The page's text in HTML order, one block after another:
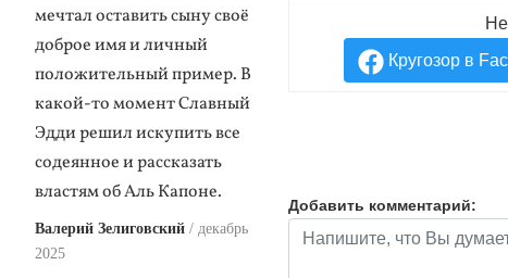
Кругозор в
Добавить комментарий:
мечтал оставить сыну своё
доброе имя и личный
положительный пример. В
какой-то момент Славный
Эдди решил искупить все
содеянное и рассказать
властям об Аль Капоне.
Валерий Зелиговский
декабрь
2025